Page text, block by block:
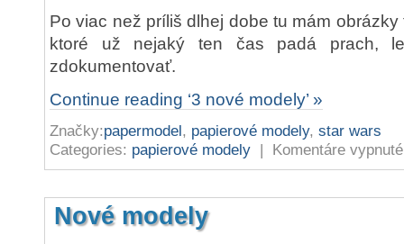
Po viac než príliš dlhej dobe tu mám
ktoré už nejaký ten čas padá prach,
zdokumentovať.
Continue reading ‘3 nové modely’ »
Značky:papermodel, papierové modely, star wars
Categories: papierové modely | Komentáre vypnuté
Nové modely